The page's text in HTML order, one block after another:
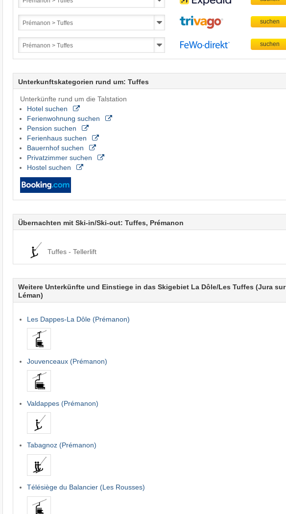
Unterkunftskategorien rund um: Tuffes
Unterkünfte rund um die Talstation
Hotel suchen
Ferienwohnung suchen
Pension suchen
Ferienhaus suchen
Bauernhof suchen
Privatzimmer suchen
Hostel suchen
Übernachten mit Ski-in/Ski-out: Tuffes, Prémanon
Tuffes - Tellerlift
Weitere Unterkünfte und Einstiege in das Skigebiet La Dôle/​Les Tuffes (Jura sur
Léman)
Les Dappes-La Dôle (Prémanon)
Jouvenceaux (Prémanon)
Valdappes (Prémanon)
Tabagnoz (Prémanon)
Télésiège du Balancier (Les Rousses)